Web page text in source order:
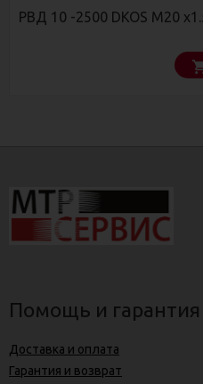
РВД 10 -2500 DKOS М20
Помощь и гарантия
Доставка и оплата
Гарантия и возврат